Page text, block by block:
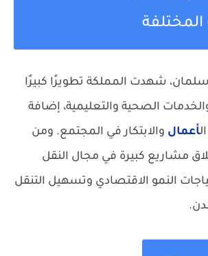
المختلفة
شهدت المملكة تطويرًا كبيرًا
والخدمات الصحية والتعليمية، إضافة
الأعمال والابتكار في المجتمع. ومن
مشاريع كبيرة في مجال النقل
النمو الاقتصادي وتسهيل التنقل